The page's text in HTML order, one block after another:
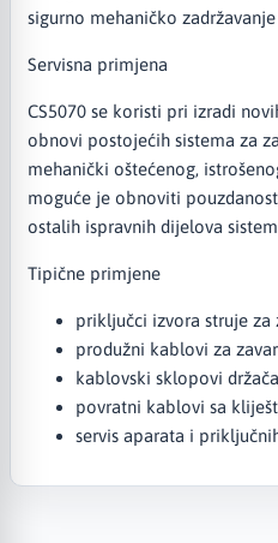
sigurno mehaničko
Servisna primjena
CS5070 se koristi pri izradi
obnovi postojećih sistema za
mehanički oštećenog,
moguće je obnoviti
ostalih ispravnih dijelova
Tipične primjene
priključci izvora struje za
produžni kablovi za
kablovski sklopovi
povratni kablovi sa
servis aparata i